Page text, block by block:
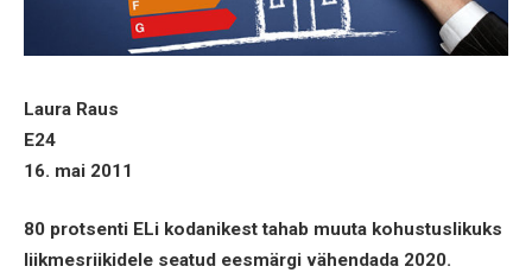
Laura Raus
E24
16. mai 2011
80 protsenti ELi kodanikest tahab muuta kohustuslikuks
liikmesriikidele seatud eesmärgi vähendada 2020.